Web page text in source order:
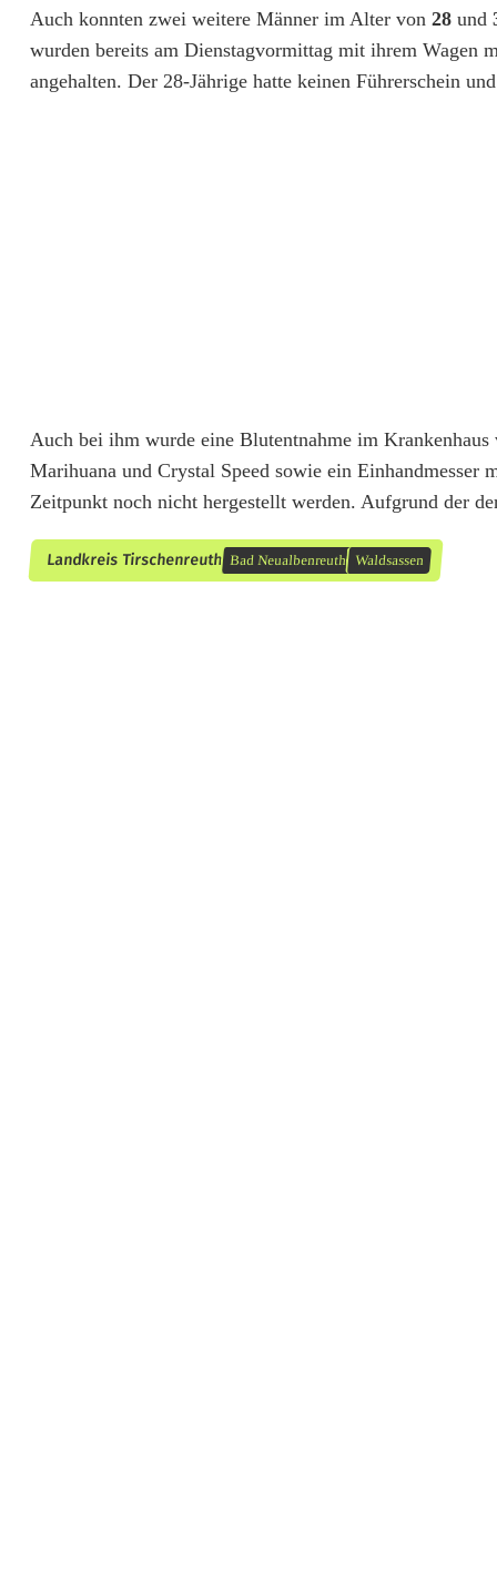
Auch konnten zwei weitere Männer im Alter von 28 und
wurden bereits am Dienstagvormittag mit ihrem Wagen
angehalten. Der 28-Jährige hatte keinen Führerschein
Auch bei ihm wurde eine Blutentnahme im
Marihuana und Crystal Speed sowie ein Einhandmesser
Zeitpunkt noch nicht hergestellt werden. Aufgrund der
Landkreis Tirschenreuth Bad Neualbenreuth Waldsassen